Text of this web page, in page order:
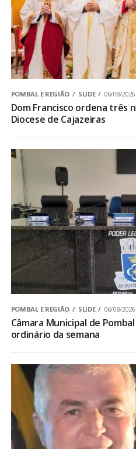
POMBAL E REGIÃO SLIDE 06/08/2026
Dom Francisco ordena três
Diocese de Cajazeiras
POMBAL E REGIÃO SLIDE 06/08/2026
Câmara Municipal de
ordinário da semana